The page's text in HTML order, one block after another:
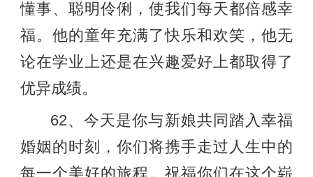
懂事、聪明伶俐，使我们每天都倍感幸
福。他的童年充满了快乐和欢笑，他无
论在学业上还是在兴趣爱好上都取得了
优异成绩。
62、今天是你与新娘共同踏入幸福
婚姻的时刻，你们将携手走过人生中的